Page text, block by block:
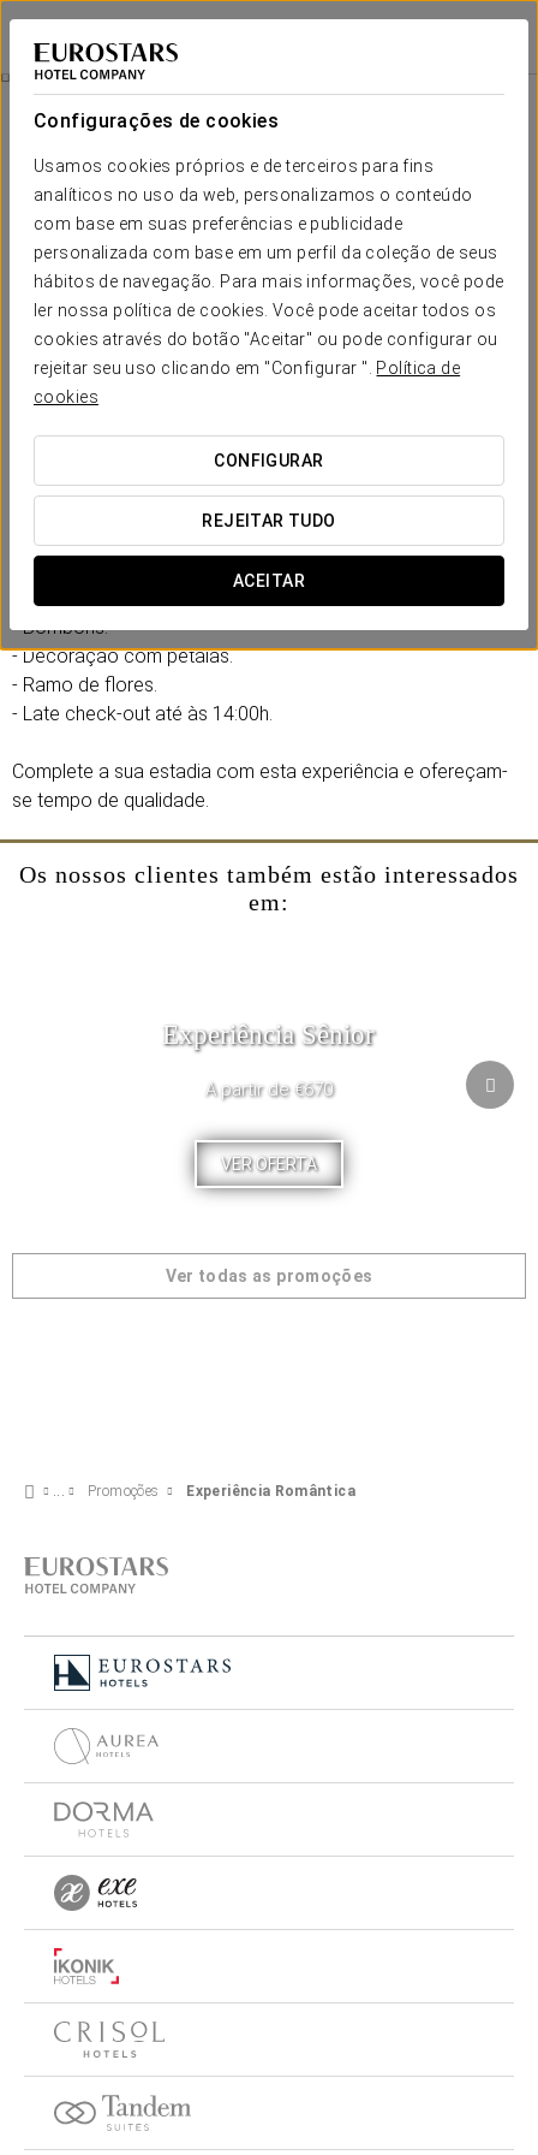
Configurações de cookies
Usamos cookies próprios e de terceiros para fins
analíticos no uso da web, personalizamos o conteúdo
com base em suas preferências e publicidade
personalizada com base em um perfil da coleção de seus
hábitos de navegação. Para mais informações, você pode
ler nossa política de cookies. Você pode aceitar todos os
cookies através do botão "Aceitar" ou pode configurar ou
rejeitar seu uso clicando em "Configurar ". Política de
cookies
CONFIGURAR
REJEITAR TUDO
ACEITAR
Eurostars Isla de la Toja
PONTEVEDRA - OGROVE
Experiência Romântica
65 € / noite
Experiência Romântica
Uma proposta pensada para tornar a sua estadia ainda mais
especial e proporcionar um momento de desconexão a
- Garrafa de cava.
- Bombons.
- Decoração com pétalas.
- Ramo de flores.
- Late check-out até às 14:00h.
Complete a sua estadia com esta experiência e ofereçam-
se tempo de qualidade.
Os nossos clientes também estão interessados
em:
Experiência Sênior
A partir de €670
VER OFERTA
Ver todas as promoções
Promoções Experiência Romântica